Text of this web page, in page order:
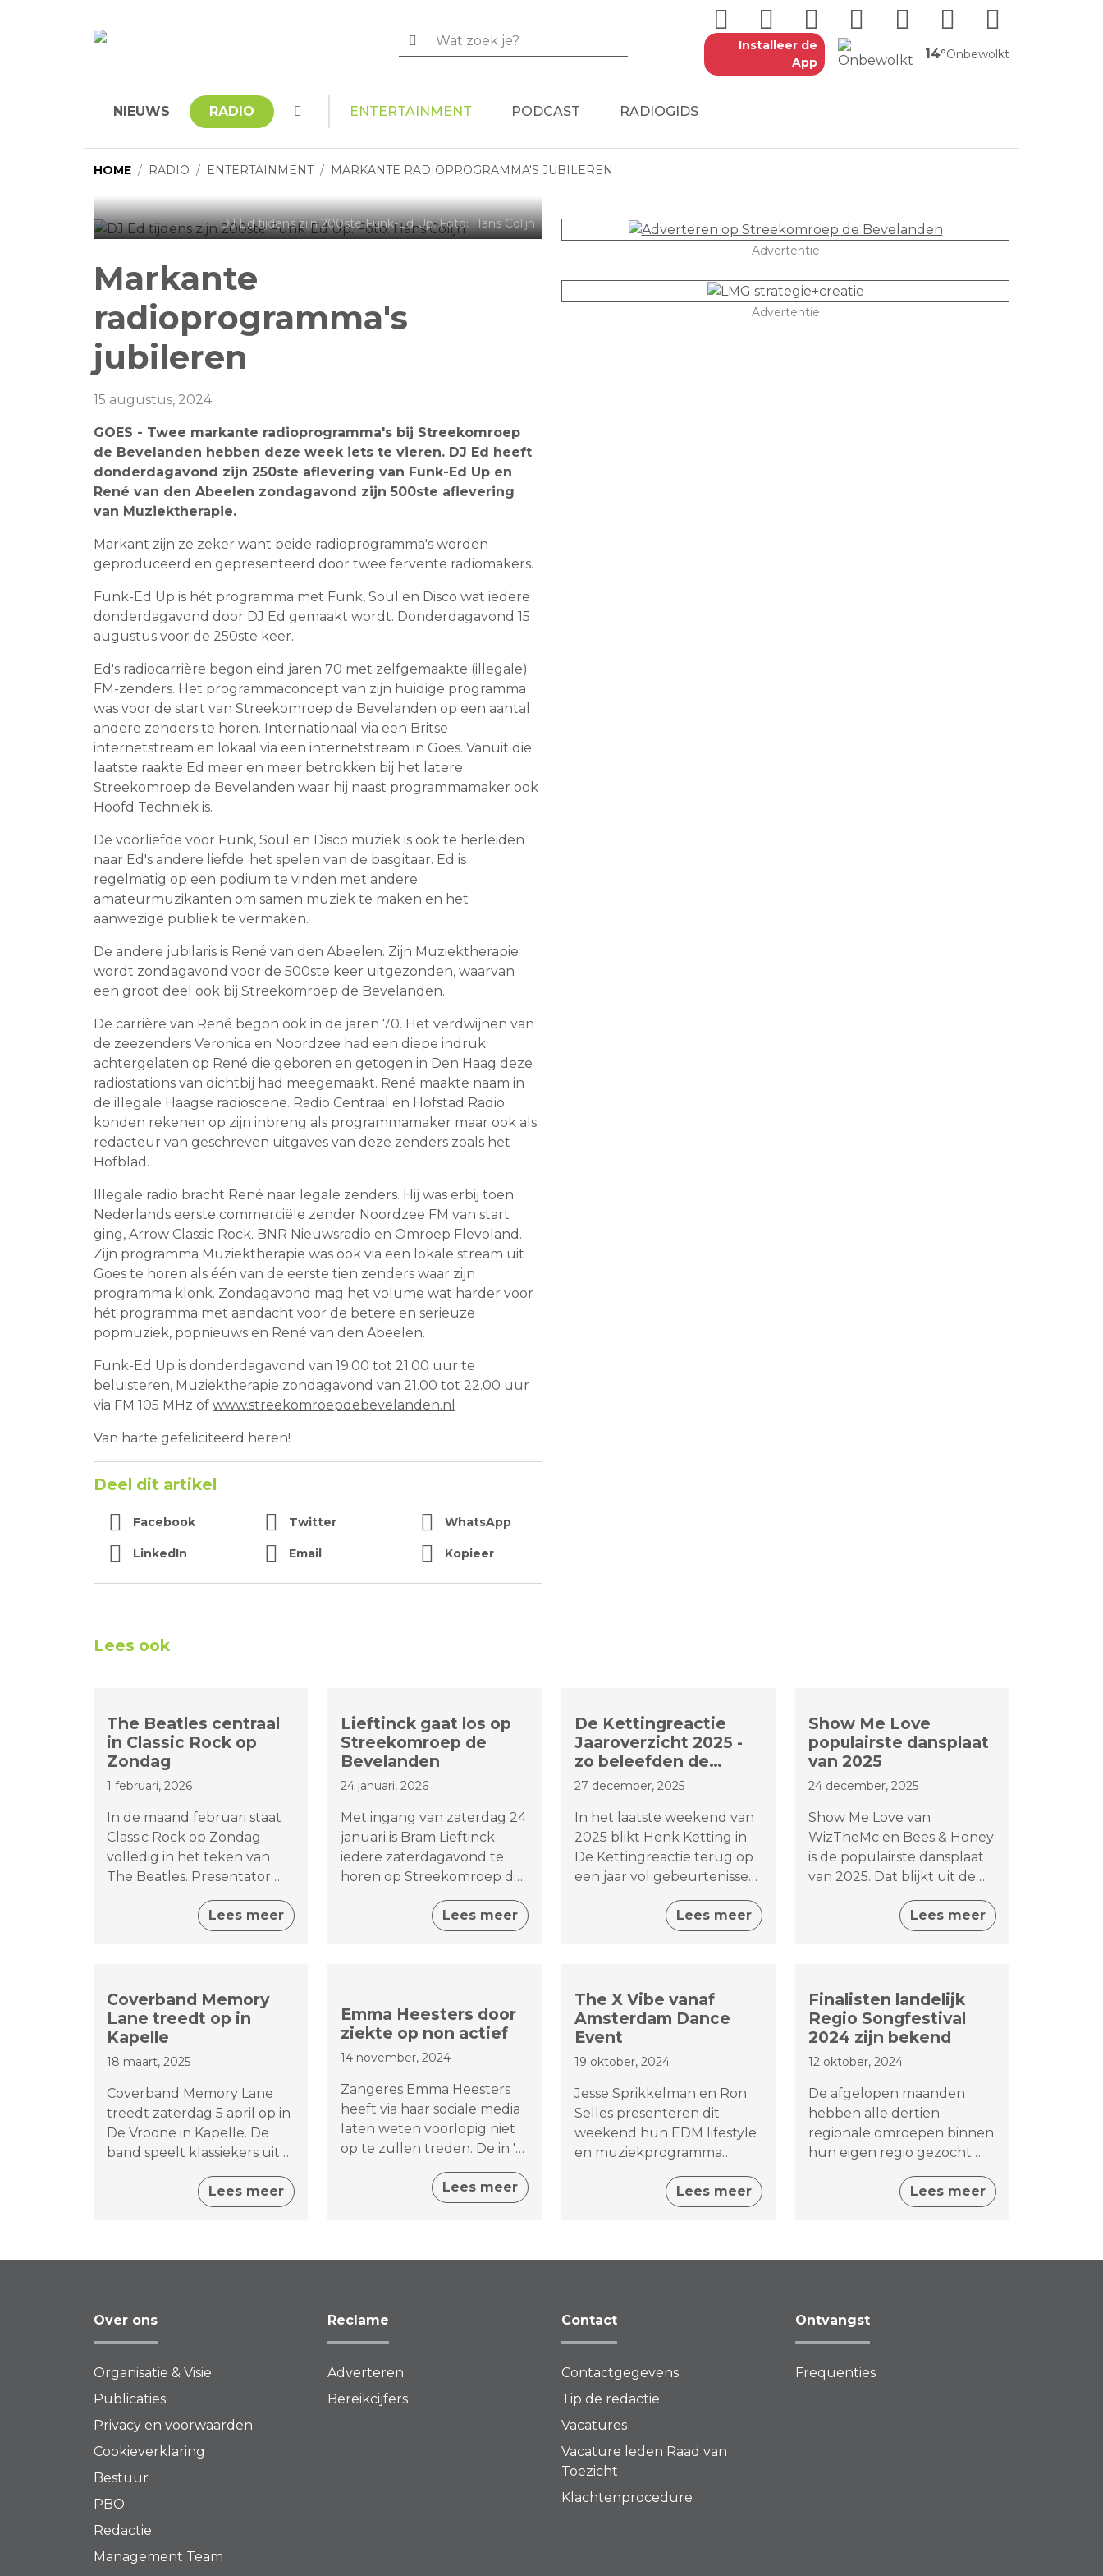
Installeer de
App
14°Onbewolkt
NIEUWS RADIO ENTERTAINMENT PODCAST RADIOGIDS
HOME RADIO ENTERTAINMENT MARKANTE RADIOPROGRAMMA'S JUBILEREN
DJ Ed tijdens zijn 200ste Funk-Ed Up. Foto: Hans Colijn
Markante
radioprogramma's
jubileren
15 augustus, 2024
GOES - Twee markante radioprogramma's bij Streekomroep
de Bevelanden hebben deze week iets te vieren. DJ Ed heeft
donderdagavond zijn 250ste aflevering van Funk-Ed Up en
René van den Abeelen zondagavond zijn 500ste aflevering
van Muziektherapie.
Markant zijn ze zeker want beide radioprogramma's worden
geproduceerd en gepresenteerd door twee fervente radiomakers.
Funk-Ed Up is hét programma met Funk, Soul en Disco wat iedere
donderdagavond door DJ Ed gemaakt wordt. Donderdagavond 15
augustus voor de 250ste keer.
Ed's radiocarrière begon eind jaren 70 met zelfgemaakte (illegale)
FM-zenders. Het programmaconcept van zijn huidige programma
was voor de start van Streekomroep de Bevelanden op een aantal
andere zenders te horen. Internationaal via een Britse
internetstream en lokaal via een internetstream in Goes. Vanuit die
laatste raakte Ed meer en meer betrokken bij het latere
Streekomroep de Bevelanden waar hij naast programmamaker ook
Hoofd Techniek is.
De voorliefde voor Funk, Soul en Disco muziek is ook te herleiden
naar Ed's andere liefde: het spelen van de basgitaar. Ed is
regelmatig op een podium te vinden met andere
amateurmuzikanten om samen muziek te maken en het
aanwezige publiek te vermaken.
De andere jubilaris is René van den Abeelen. Zijn Muziektherapie
wordt zondagavond voor de 500ste keer uitgezonden, waarvan
een groot deel ook bij Streekomroep de Bevelanden.
De carrière van René begon ook in de jaren 70. Het verdwijnen van
de zeezenders Veronica en Noordzee had een diepe indruk
achtergelaten op René die geboren en getogen in Den Haag deze
radiostations van dichtbij had meegemaakt. René maakte naam in
de illegale Haagse radioscene. Radio Centraal en Hofstad Radio
konden rekenen op zijn inbreng als programmamaker maar ook als
redacteur van geschreven uitgaves van deze zenders zoals het
Hofblad.
Illegale radio bracht René naar legale zenders. Hij was erbij toen
Nederlands eerste commerciële zender Noordzee FM van start
ging, Arrow Classic Rock. BNR Nieuwsradio en Omroep Flevoland.
Zijn programma Muziektherapie was ook via een lokale stream uit
Goes te horen als één van de eerste tien zenders waar zijn
programma klonk. Zondagavond mag het volume wat harder voor
hét programma met aandacht voor de betere en serieuze
popmuziek, popnieuws en René van den Abeelen.
Funk-Ed Up is donderdagavond van 19.00 tot 21.00 uur te
beluisteren, Muziektherapie zondagavond van 21.00 tot 22.00 uur
via FM 105 MHz of www.streekomroepdebevelanden.nl
Van harte gefeliciteerd heren!
Deel dit artikel
Facebook Twitter WhatsApp
LinkedIn Email Kopieer
Advertentie
Advertentie
Lees ook
The Beatles centraal
in Classic Rock op
Zondag
1 februari, 2026
In de maand februari staat
Classic Rock op Zondag
volledig in het teken van
The Beatles. Presentator
luisteraars vier zondagen
lang mee door het
uit Liverpool.
Lees meer
Lieftinck gaat los op
Streekomroep de
Bevelanden
24 januari, 2026
Met ingang van zaterdag 24
januari is Bram Lieftinck
iedere zaterdagavond te
horen op Streekomroep de
19.00 uur presenteert hij
'Lieftinck is los', jouw
Lees meer
De Kettingreactie
Jaaroverzicht 2025 -
zo beleefden de
Bevelanden het
27 december, 2025
In het laatste weekend van
2025 blikt Henk Ketting in
De Kettingreactie terug op
een jaar vol gebeurtenissen
vrolijke momenten tot
ingrijpende gebeurtenissen:
zaterdag en zondag vanaf
12.00 uur bij Streekomroep
de Bevelanden.
Lees meer
Show Me Love
populairste dansplaat
van 2025
24 december, 2025
Show Me Love van
WizTheMc en Bees & Honey
is de populairste dansplaat
van 2025. Dat blijkt uit de
radioprogramma The X Vibe,
die sinds 2010 wordt
Lees meer
Coverband Memory
Lane treedt op in
Kapelle
18 maart, 2025
Coverband Memory Lane
treedt zaterdag 5 april op in
De Vroone in Kapelle. De
band speelt klassiekers uit
meer Creedence Clearwater
Revival, Smokie en vele
Lees meer
Emma Heesters door
ziekte op non actief
14 november, 2024
Zangeres Emma Heesters
heeft via haar sociale media
laten weten voorlopig niet
op te zullen treden. De in 's-
Gravenpolder geboren
gediagnosticeerd. Emma
Lees meer
The X Vibe vanaf
Amsterdam Dance
Event
19 oktober, 2024
Jesse Sprikkelman en Ron
Selles presenteren dit
weekend hun EDM lifestyle
en muziekprogramma
Amsterdam Dance Event.
Lees meer
Finalisten landelijk
Regio Songfestival
2024 zijn bekend
12 oktober, 2024
De afgelopen maanden
hebben alle dertien
regionale omroepen binnen
hun eigen regio gezocht
die wordt afgevaardigd naar
de finale van het Regio
Heideheuvel in Hilversum.
Lees meer
Over ons
Organisatie & Visie
Publicaties
Privacy en voorwaarden
Cookieverklaring
Bestuur
PBO
Redactie
Management Team
Reclame
Adverteren
Bereikcijfers
Contact
Contactgegevens
Tip de redactie
Vacatures
Vacature leden Raad van
Toezicht
Klachtenprocedure
Ontvangst
Frequenties